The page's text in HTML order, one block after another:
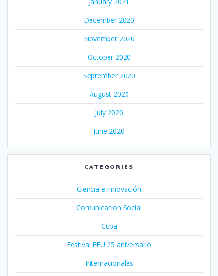
December 2020
November 2020
October 2020
September 2020
August 2020
July 2020
June 2020
CATEGORIES
Ciencia e innovación
Comunicación Social
Cuba
Festival FEU 25 aniversario
Internacionales